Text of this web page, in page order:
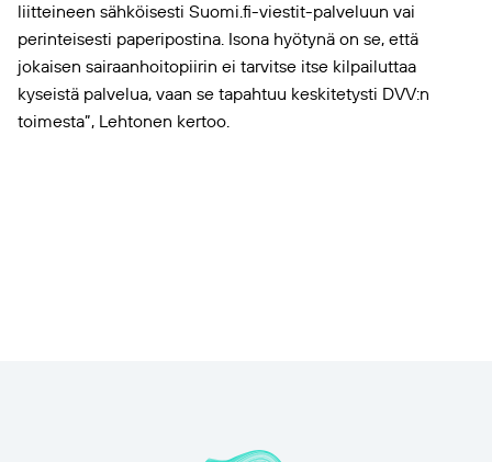
liitteineen sähköisesti Suomi.fi-viestit-palveluun vai
perinteisesti paperipostina. Isona hyötynä on se, että
jokaisen sairaanhoitopiirin ei tarvitse itse kilpailuttaa
kyseistä palvelua, vaan se tapahtuu keskitetysti DVV:n
toimesta”, Lehtonen kertoo.